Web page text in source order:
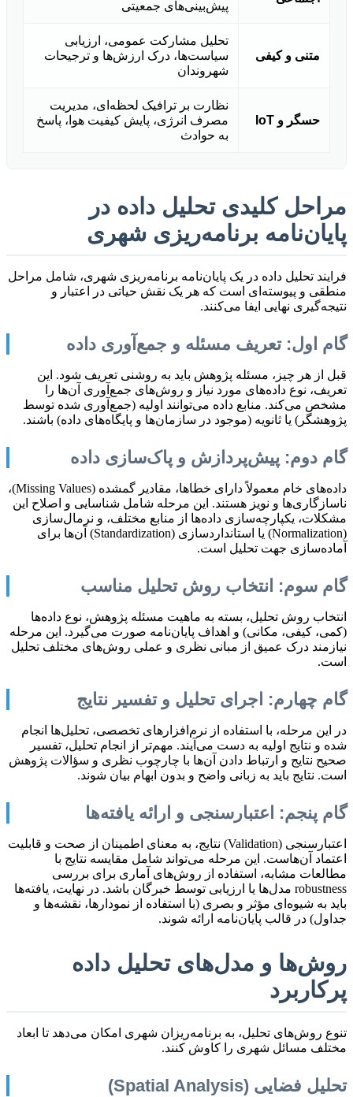
پیش‌بینی‌های جمعیتی
متنی و کیفی
تحلیل مشارکت عمومی، ارزیابی
سیاست‌ها، درک ارزش‌ها و ترجیحات
شهروندان
حسگر و IoT
نظارت بر ترافیک لحظه‌ای، مدیریت
مصرف انرژی، پایش کیفیت هوا، پاسخ
به حوادث
مراحل کلیدی تحلیل داده در
پایان‌نامه برنامه‌ریزی شهری
فرایند تحلیل داده در یک پایان‌نامه برنامه‌ریزی شهری، شامل مراحل
منطقی و پیوسته‌ای است که هر یک نقش حیاتی در اعتبار و
نتیجه‌گیری نهایی ایفا می‌کنند.
گام اول: تعریف مسئله و جمع‌آوری داده
قبل از هر چیز، مسئله پژوهش باید به روشنی تعریف شود. این
تعریف، نوع داده‌های مورد نیاز و روش‌های جمع‌آوری آن‌ها را
مشخص می‌کند. منابع داده می‌توانند اولیه (جمع‌آوری شده توسط
پژوهشگر) یا ثانویه (موجود در سازمان‌ها و پایگاه‌های داده) باشند.
گام دوم: پیش‌پردازش و پاک‌سازی داده
داده‌های خام معمولاً دارای خطاها، مقادیر گمشده (Missing Values)،
ناسازگاری‌ها و نویز هستند. این مرحله شامل شناسایی و اصلاح این
مشکلات، یکپارچه‌سازی داده‌ها از منابع مختلف، و نرمال‌سازی
(Normalization) یا استانداردسازی (Standardization) آن‌ها برای
آماده‌سازی جهت تحلیل است.
گام سوم: انتخاب روش تحلیل مناسب
انتخاب روش تحلیل، بسته به ماهیت مسئله پژوهش، نوع داده‌ها
(کمی، کیفی، مکانی) و اهداف پایان‌نامه صورت می‌گیرد. این مرحله
نیازمند درک عمیق از مبانی نظری و عملی روش‌های مختلف تحلیل
است.
گام چهارم: اجرای تحلیل و تفسیر نتایج
در این مرحله، با استفاده از نرم‌افزارهای تخصصی، تحلیل‌ها انجام
شده و نتایج اولیه به دست می‌آیند. مهم‌تر از انجام تحلیل، تفسیر
صحیح نتایج و ارتباط دادن آن‌ها با چارچوب نظری و سؤالات پژوهش
است. نتایج باید به زبانی واضح و بدون ابهام بیان شوند.
گام پنجم: اعتبارسنجی و ارائه یافته‌ها
اعتبارسنجی (Validation) نتایج، به معنای اطمینان از صحت و قابلیت
اعتماد آن‌هاست. این مرحله می‌تواند شامل مقایسه نتایج با
مطالعات مشابه، استفاده از روش‌های آماری برای بررسی
robustness مدل‌ها یا ارزیابی توسط خبرگان باشد. در نهایت، یافته‌ها
باید به شیوه‌ای مؤثر و بصری (با استفاده از نمودارها، نقشه‌ها و
جداول) در قالب پایان‌نامه ارائه شوند.
روش‌ها و مدل‌های تحلیل داده
پرکاربرد
تنوع روش‌های تحلیل، به برنامه‌ریزان شهری امکان می‌دهد تا ابعاد
مختلف مسائل شهری را کاوش کنند.
تحلیل فضایی (Spatial Analysis)